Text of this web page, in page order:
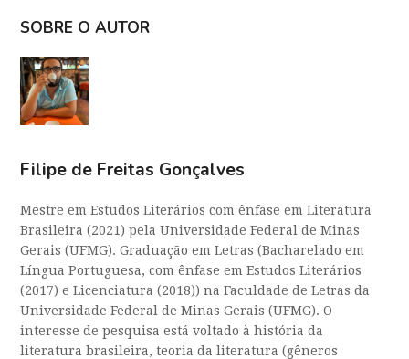
SOBRE O AUTOR
Filipe de Freitas Gonçalves
Mestre em Estudos Literários com ênfase em Literatura
Brasileira (2021) pela Universidade Federal de Minas
Gerais (UFMG). Graduação em Letras (Bacharelado em
Língua Portuguesa, com ênfase em Estudos Literários
(2017) e Licenciatura (2018)) na Faculdade de Letras da
Universidade Federal de Minas Gerais (UFMG). O
interesse de pesquisa está voltado à história da
literatura brasileira, teoria da literatura (gêneros